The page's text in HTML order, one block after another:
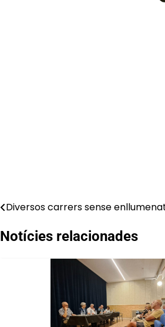
Navegació
d'entrades
Diversos carrers sense
Notícies relacionades